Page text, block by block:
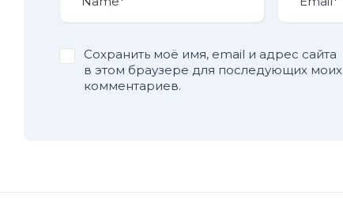
Сохранить моё имя, email и адрес сайта
в этом браузере для последующих моих
комментариев.